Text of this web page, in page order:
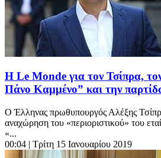
H Le Monde για τον Τσίπρα,
Πάνο Καμμένο” και την
Ο Έλληνας πρωθυπουργός Αλέξης
αναχώρηση του «περιοριστικού» του
«...
00:04 | Τρίτη 15 Ιανουαρίου 2019